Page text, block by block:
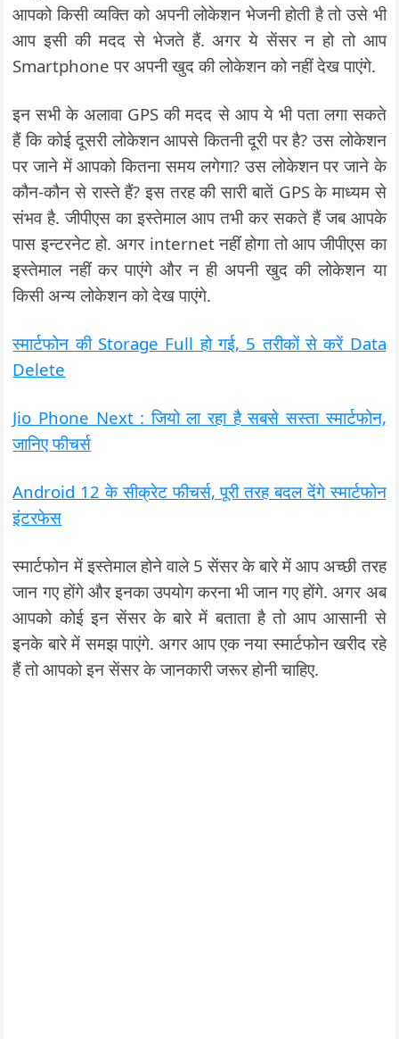
आपको किसी व्यक्ति को अपनी लोकेशन भेजनी होती है तो उसे भी
आप इसी की मदद से भेजते हैं. अगर ये सेंसर न हो तो आप
Smartphone पर अपनी खुद की लोकेशन को नहीं देख पाएंगे.
इन सभी के अलावा GPS की मदद से आप ये भी पता लगा सकते
हैं कि कोई दूसरी लोकेशन आपसे कितनी दूरी पर है? उस लोकेशन
पर जाने में आपको कितना समय लगेगा? उस लोकेशन पर जाने के
कौन-कौन से रास्ते हैं? इस तरह की सारी बातें GPS के माध्यम से
संभव है. जीपीएस का इस्तेमाल आप तभी कर सकते हैं जब आपके
पास इन्टरनेट हो. अगर internet नहीं होगा तो आप जीपीएस का
इस्तेमाल नहीं कर पाएंगे और न ही अपनी खुद की लोकेशन या
किसी अन्य लोकेशन को देख पाएंगे.
स्मार्टफोन की Storage Full हो गई, 5 तरीकों से करें Data
Delete
Jio Phone Next : जियो ला रहा है सबसे सस्ता स्मार्टफोन,
जानिए फीचर्स
Android 12 के सीक्रेट फीचर्स, पूरी तरह बदल देंगे स्मार्टफोन
इंटरफेस
स्मार्टफोन में इस्तेमाल होने वाले 5 सेंसर के बारे में आप अच्छी तरह
जान गए होंगे और इनका उपयोग करना भी जान गए होंगे. अगर अब
आपको कोई इन सेंसर के बारे में बताता है तो आप आसानी से
इनके बारे में समझ पाएंगे. अगर आप एक नया स्मार्टफोन खरीद रहे
हैं तो आपको इन सेंसर के जानकारी जरूर होनी चाहिए.